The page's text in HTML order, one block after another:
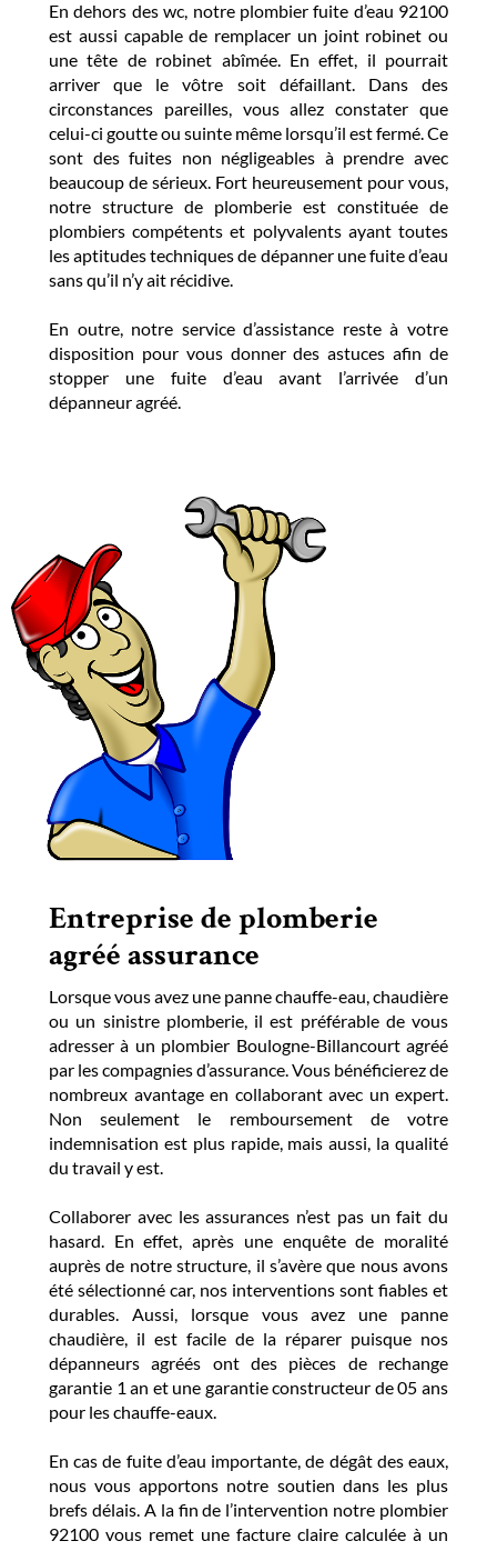
En dehors des wc, notre plombier fuite d’eau 92100
est aussi capable de remplacer un joint robinet ou
une tête de robinet abîmée. En effet, il pourrait
arriver que le vôtre soit défaillant. Dans des
circonstances pareilles, vous allez constater que
celui-ci goutte ou suinte même lorsqu’il est fermé. Ce
sont des fuites non négligeables à prendre avec
beaucoup de sérieux. Fort heureusement pour vous,
notre structure de plomberie est constituée de
plombiers compétents et polyvalents ayant toutes
les aptitudes techniques de dépanner une fuite d’eau
sans qu’il n’y ait récidive.
En outre, notre service d’assistance reste à votre
disposition pour vous donner des astuces afin de
stopper une fuite d’eau avant l’arrivée d’un
dépanneur agréé.
Entreprise de plomberie
agréé assurance
Lorsque vous avez une panne chauffe-eau, chaudière
ou un sinistre plomberie, il est préférable de vous
adresser à un plombier Boulogne-Billancourt agréé
par les compagnies d’assurance. Vous bénéficierez de
nombreux avantage en collaborant avec un expert.
Non seulement le remboursement de votre
indemnisation est plus rapide, mais aussi, la qualité
du travail y est.
Collaborer avec les assurances n’est pas un fait du
hasard. En effet, après une enquête de moralité
auprès de notre structure, il s’avère que nous avons
été sélectionné car, nos interventions sont fiables et
durables. Aussi, lorsque vous avez une panne
chaudière, il est facile de la réparer puisque nos
dépanneurs agréés ont des pièces de rechange
garantie 1 an et une garantie constructeur de 05 ans
pour les chauffe-eaux.
En cas de fuite d’eau importante, de dégât des eaux,
nous vous apportons notre soutien dans les plus
brefs délais. A la fin de l’intervention notre plombier
92100 vous remet une facture claire calculée à un